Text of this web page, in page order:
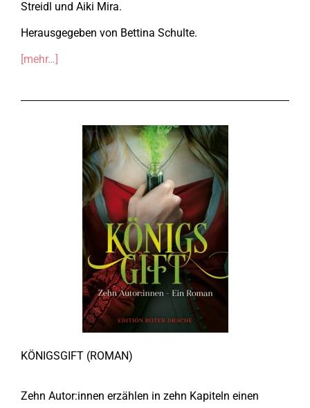
Streidl und Aiki Mira.
Herausgegeben von Bettina Schulte.
[mehr…]
KÖNIGSGIFT (ROMAN)
Zehn Autor:innen erzählen in zehn Kapiteln einen